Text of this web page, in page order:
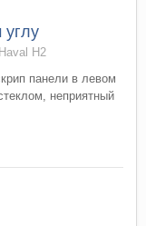
H2
панели в левом
неприятный